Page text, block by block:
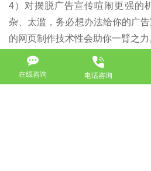
4）对摆脱广告宣传喧闹更强的
杂、太滥，务必想办法给你的广
的网页制作技术性会助你一臂之力
5）到达大量来访者的工作能力
基础期待，设计方案技术性再如
在线咨询 电话咨询